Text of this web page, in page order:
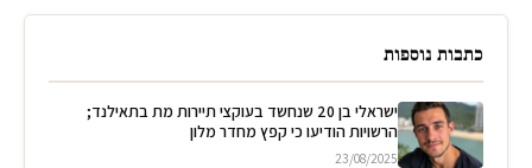
כתבות נוספות
ישראלי בן 20 שנחשד בעוקצי תיירות מת בתאילנד;
הרשויות הודיעו כי קפץ מחדר מלון
23/08/2025